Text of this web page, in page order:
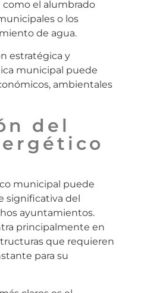
como el alumbrado
o los
de agua.
estratégica y
municipal puede
ambientales
del
municipal puede
significativa del
ayuntamientos.
principalmente en
que requieren
para su